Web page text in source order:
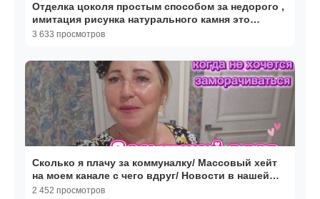
Отделка цоколя простым способом за недорого ,
имитация рисунка натурального камня это
просто .
3 633 просмотров
Сколько я плачу за коммуналку/ Массовый хейт
на моем канале с чего вдруг/ Новости в нашей
семье
2 452 просмотров